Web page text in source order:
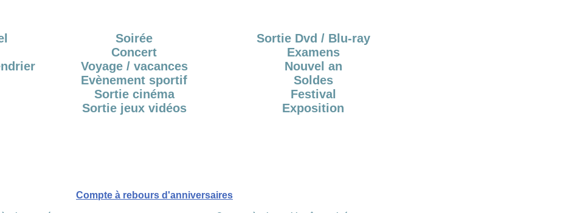
Soirée
Concert
Voyage / vacances
Evènement sportif
Sortie cinéma
Sortie jeux vidéos
Sortie Dvd / Blu-ray
Examens
Nouvel an
Soldes
Festival
Exposition
Compte à rebours d'anniversaires